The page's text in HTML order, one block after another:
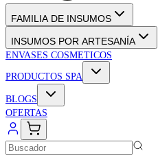
FAMILIA DE INSUMOS
INSUMOS POR ARTESANÍA
ENVASES COSMETICOS
PRODUCTOS SPA
BLOGS
OFERTAS